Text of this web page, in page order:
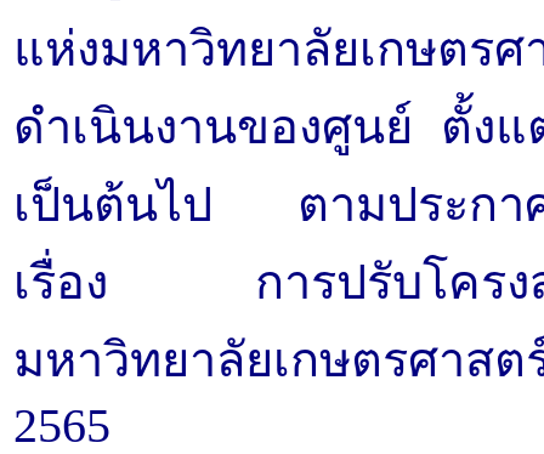
แห่งมหาวิทยาลัยเกษตร
ดำเนินงานของศูนย์ ตั้ง
เป็นต้นไป ตามประกาศ
เรื่อง การปรับโครงส
มหาวิทยาลัยเกษตรศาสต
2565